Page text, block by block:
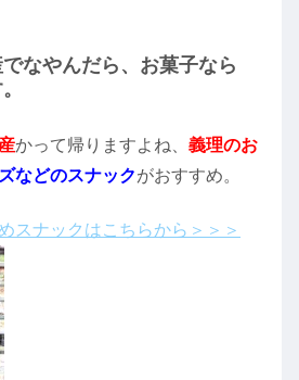
なやんだら、お菓子なら
かって帰りますよね、 義理のお
などのスナックがおすすめ。
スナックはこちらから＞＞＞